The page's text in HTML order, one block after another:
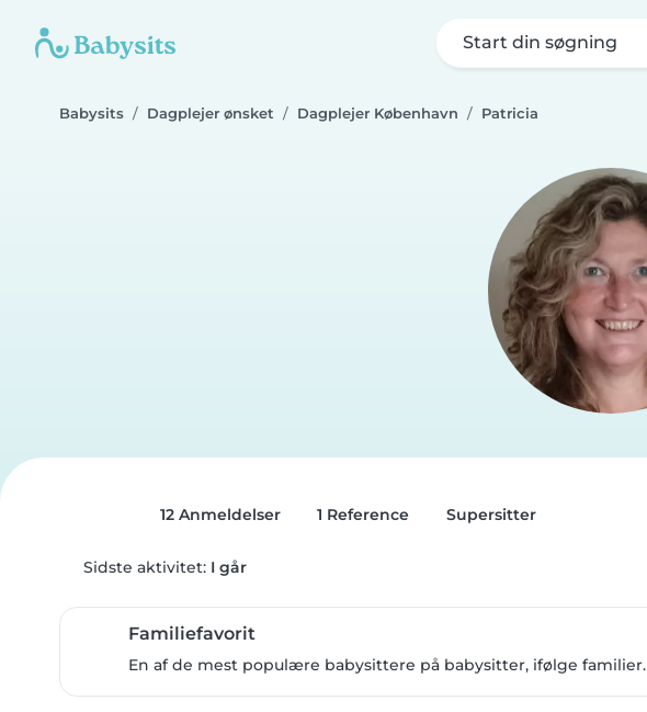
Start din søgning
Babysits Dagplejer ønsket Dagplejer København Patricia
12 Anmeldelser 1 Reference Supersitter
Sidste aktivitet: I går
Familiefavorit
En af de mest populære babysittere på babysitter, ifølge familier.